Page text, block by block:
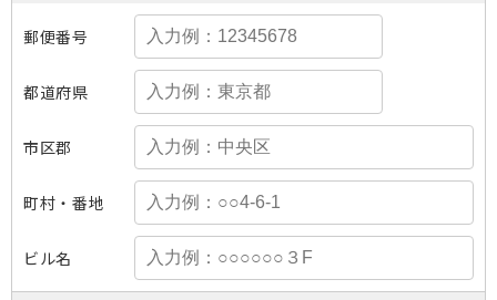
郵便番号
都道府県
市区郡
町村・番地
ビル名